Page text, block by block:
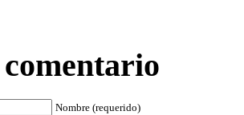
Nombre (requerido)